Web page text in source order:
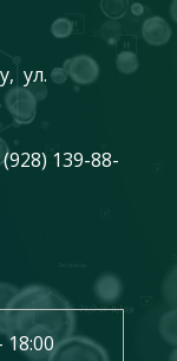
, ул.
(928) 139-88-
18:00